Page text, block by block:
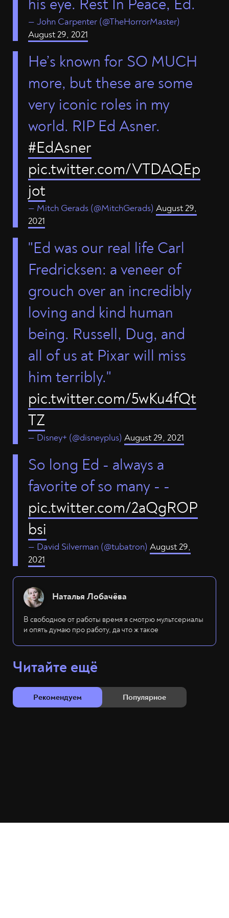
his eye. Rest In Peace, Ed.
— John Carpenter (@TheHorrorMaster)
August 29, 2021
He’s known for SO MUCH
more, but these are some
very iconic roles in my
world. RIP Ed Asner.
#EdAsner
pic.twitter.com/VTDAQEp
jot
— Mitch Gerads (@MitchGerads) August 29,
2021
"Ed was our real life Carl
Fredricksen: a veneer of
grouch over an incredibly
loving and kind human
being. Russell, Dug, and
all of us at Pixar will miss
him terribly."
pic.twitter.com/5wKu4fQt
TZ
— Disney+ (@disneyplus) August 29, 2021
So long Ed - always a
favorite of so many - -
pic.twitter.com/2aQgROP
bsi
— David Silverman (@tubatron) August 29,
2021
Наталья Лобачёва
В свободное от работы время я смотрю мультсериалы
и опять думаю про работу, да что ж такое
Читайте ещё
Рекомендуем Популярное